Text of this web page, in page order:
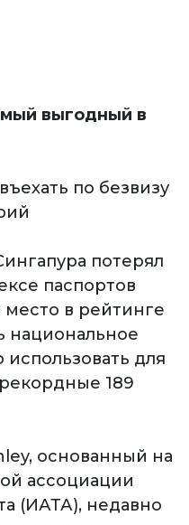
выгодный в
по безвизу
потерял
паспортов
в рейтинге
национальное
для
189
основанный на
ассоциации
(ИАТА), недавно